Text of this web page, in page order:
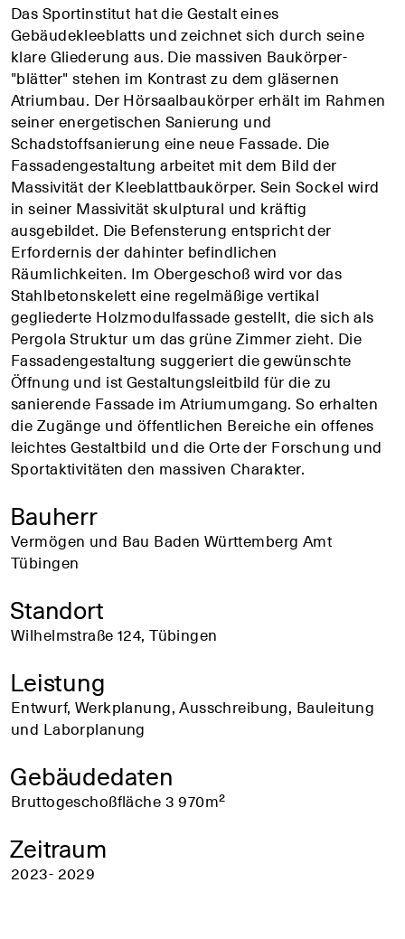
Das Sportinstitut hat die Gestalt eines
Gebäudekleeblatts und zeichnet sich durch seine
klare Gliederung aus. Die massiven Baukörper-
"blätter" stehen im Kontrast zu dem gläsernen
Atriumbau. Der Hörsaalbaukörper erhält im Rahmen
seiner energetischen Sanierung und
Schadstoffsanierung eine neue Fassade. Die
Fassadengestaltung arbeitet mit dem Bild der
Massivität der Kleeblattbaukörper. Sein Sockel wird
in seiner Massivität skulptural und kräftig
ausgebildet. Die Befensterung entspricht der
Erfordernis der dahinter befindlichen
Räumlichkeiten. Im Obergeschoß wird vor das
Stahlbetonskelett eine regelmäßige vertikal
gegliederte Holzmodulfassade gestellt, die sich als
Pergola Struktur um das grüne Zimmer zieht. Die
Fassadengestaltung suggeriert die gewünschte
Öffnung und ist Gestaltungsleitbild für die zu
sanierende Fassade im Atriumumgang. So erhalten
die Zugänge und öffentlichen Bereiche ein offenes
leichtes Gestaltbild und die Orte der Forschung und
Sportaktivitäten den massiven Charakter.
Bauherr
Vermögen und Bau Baden Württemberg Amt
Tübingen
Standort
Wilhelmstraße 124, Tübingen
Leistung
Entwurf, Werkplanung, Ausschreibung, Bauleitung
und Laborplanung
Gebäudedaten
Bruttogeschoßfläche 3 970m²
Zeitraum
2023- 2029